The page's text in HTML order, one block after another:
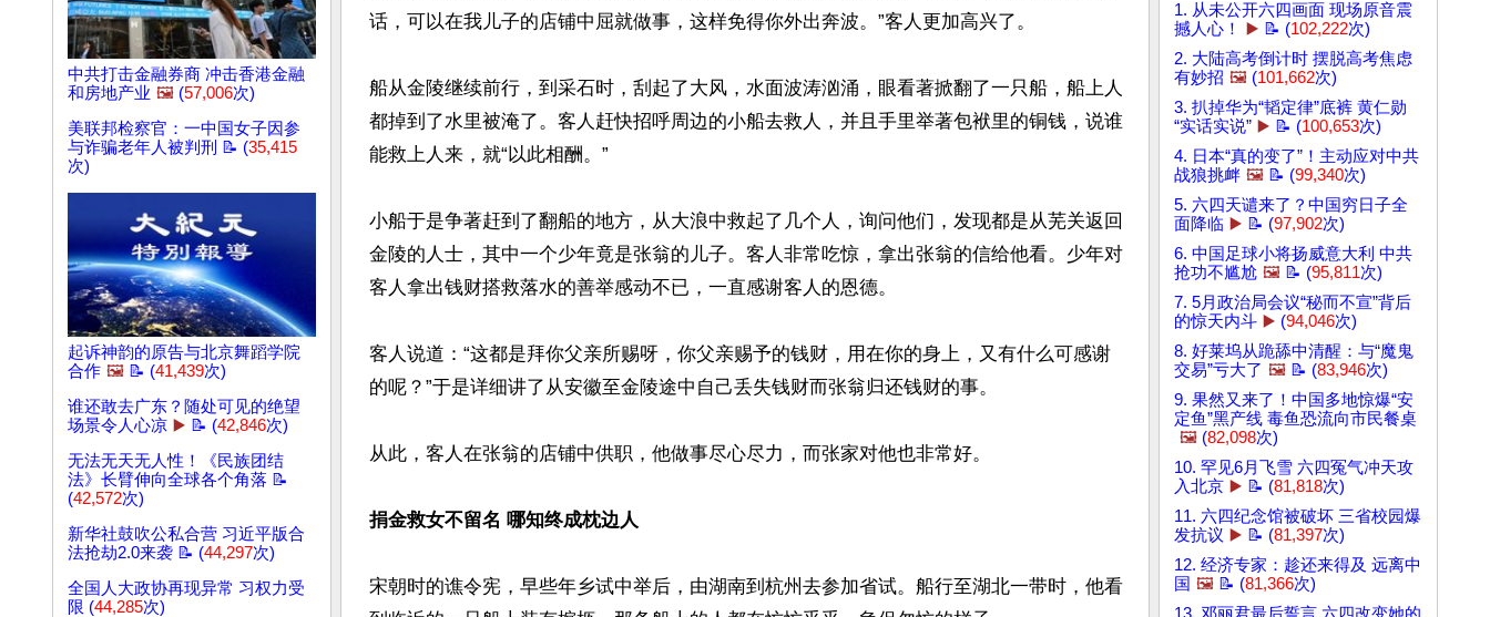
中共打击金融券商 冲击香港金融
和房地产业 🖼️ (57,006次)
美联邦检察官：一中国女子因参
与诈骗老年人被判刑 📝 (35,415
次)
起诉神韵的原告与北京舞蹈学院
合作 🖼️ 📝 (41,439次)
谁还敢去广东？随处可见的绝望
场景令人心凉 ▶️ 📝 (42,846次)
无法无天无人性！《民族团结
法》长臂伸向全球各个角落 📝
(42,572次)
新华社鼓吹公私合营 习近平版合
法抢劫2.0来袭 📝 (44,297次)
全国人大政协再现异常 习权力受
限 (44,285次)
话，可以在我儿子的店铺中屈就做事，这样免得你外出奔波。”客人更加高兴了。
船从金陵继续前行，到采石时，刮起了大风，水面波涛汹涌，眼看著掀翻了一只船，船上人
都掉到了水里被淹了。客人赶快招呼周边的小船去救人，并且手里举著包袱里的铜钱，说谁
能救上人来，就“以此相酬。”
小船于是争著赶到了翻船的地方，从大浪中救起了几个人，询问他们，发现都是从芜关返回
金陵的人士，其中一个少年竟是张翁的儿子。客人非常吃惊，拿出张翁的信给他看。少年对
客人拿出钱财搭救落水的善举感动不已，一直感谢客人的恩德。
客人说道：“这都是拜你父亲所赐呀，你父亲赐予的钱财，用在你的身上，又有什么可感谢
的呢？”于是详细讲了从安徽至金陵途中自己丢失钱财而张翁归还钱财的事。
从此，客人在张翁的店铺中供职，他做事尽心尽力，而张家对他也非常好。
捐金救女不留名 哪知终成枕边人
宋朝时的谯令宪，早些年乡试中举后，由湖南到杭州去参加省试。船行至湖北一带时，他看
1. 从未公开六四画面 现场原音震
撼人心！
▶️ 📝 (102,222次)
2. 大陆高考倒计时 摆脱高考焦虑
有妙招 🖼️ (101,662次)
3. 扒掉华为“韬定律”底裤 黄仁勋
“实话实说” ▶️ 📝 (100,653次)
4. 日本“真的变了”！主动应对中共
战狼挑衅 🖼️ 📝 (99,340次)
5. 六四天谴来了？中国穷日子全
面降临 ▶️ 📝 (97,902次)
6. 中国足球小将扬威意大利 中共
抢功不尴尬 🖼️ 📝 (95,811次)
7. 5月政治局会议“秘而不宣”背后
的惊天内斗 ▶️ (94,046次)
8. 好莱坞从跪舔中清醒：与“魔鬼
交易”亏大了 🖼️ 📝 (83,946次)
9. 果然又来了！中国多地惊爆“安
定鱼”黑产线 毒鱼恐流向市民餐桌
🖼️ (82,098次)
10. 罕见6月飞雪 六四冤气冲天攻
入北京 ▶️ 📝 (81,818次)
11. 六四纪念馆被破坏 三省校园爆
发抗议 ▶️ 📝 (81,397次)
12. 经济专家：趁还来得及 远离中
国 🖼️ 📝 (81,366次)